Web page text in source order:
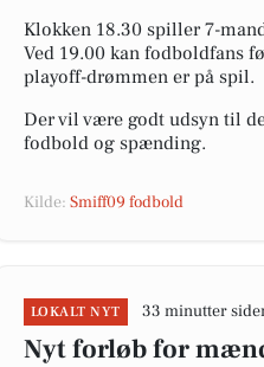
Klokken 18.30 spiller 7-
Ved 19.00 kan fodboldfans
playoff-drømmen er på spil.
Der vil være godt udsyn til
fodbold og spænding.
Kilde: Smiff09 fodbold
LOKALT NYT 33 minutter
Nyt forløb for